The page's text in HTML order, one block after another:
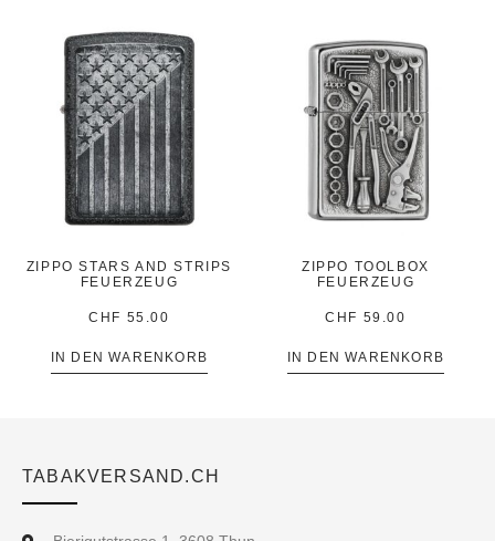
ZIPPO STARS AND STRIPS
FEUERZEUG
CHF 55.00
IN DEN WARENKORB
ZIPPO TOOLBOX
FEUERZEUG
CHF 59.00
IN DEN WARENKORB
TABAKVERSAND.CH